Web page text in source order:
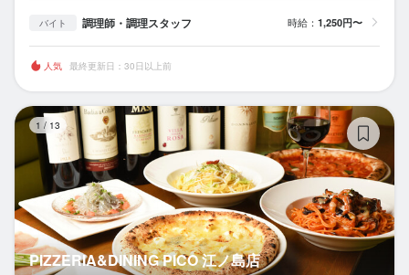
バイト 調理師・調理スタッフ 時給： 1,250円〜
人気 最終更新日：30日以上前
1 / 13
PIZZERIA&DINING PICO 江ノ島店